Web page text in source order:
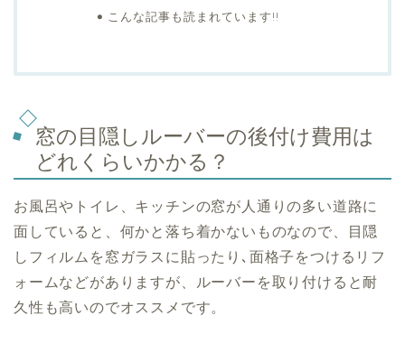
こんな記事も読まれています!!
窓の目隠しルーバーの後付け費用は
どれくらいかかる？
お風呂やトイレ、キッチンの窓が人通りの多い道路に
面していると、何かと落ち着かないものなので、目隠
しフィルムを窓ガラスに貼ったり､面格子をつけるリフ
ォームなどがありますが、ルーバーを取り付けると耐
久性も高いのでオススメです。